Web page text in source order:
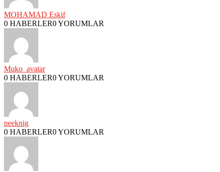
MOHAMAD Eskif
0 HABERLER0 YORUMLAR
Muko_avatar
0 HABERLER0 YORUMLAR
neeknig
0 HABERLER0 YORUMLAR